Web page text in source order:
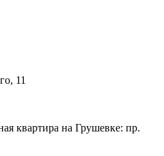
11
квартира на Грушевке: пр.